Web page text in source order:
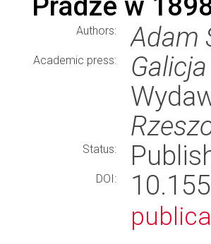
Authors: Adam
Academic press: Galicja
Status:
DOI: